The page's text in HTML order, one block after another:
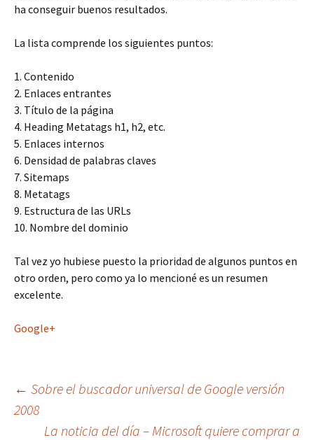
ha conseguir buenos resultados.
La lista comprende los siguientes puntos:
1. Contenido
2. Enlaces entrantes
3. Título de la página
4. Heading Metatags h1, h2, etc.
5. Enlaces internos
6. Densidad de palabras claves
7. Sitemaps
8. Metatags
9. Estructura de las URLs
10. Nombre del dominio
Tal vez yo hubiese puesto la prioridad de algunos puntos en
otro orden, pero como ya lo mencioné es un resumen
excelente.
Google+
Navegación
← Sobre el buscador universal de Google versión
2008
La noticia del día – Microsoft quiere comprar a